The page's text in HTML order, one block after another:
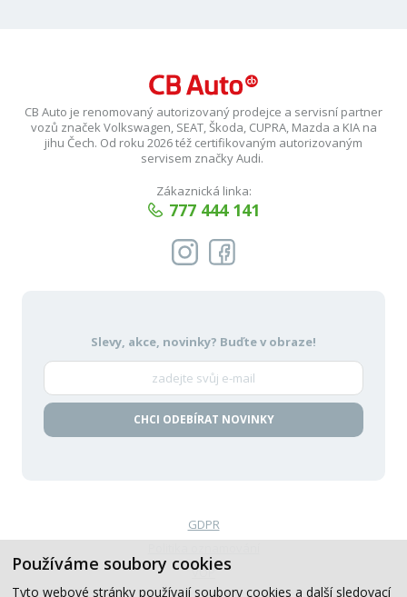
Používáme soubory cookies
Tyto webové stránky používají soubory cookies a další sledovací
CB Auto je renomovaný autorizovaný prodejce a servisní partner
vozů značek Volkswagen, SEAT, Škoda, CUPRA, Mazda a KIA na
jihu Čech. Od roku 2026 též certifikovaným autorizovaným
servisem značky Audi.
Zákaznická linka:
777 444 141
Slevy, akce, novinky? Buďte v obraze!
CHCI ODEBÍRAT NOVINKY
GDPR
VOP